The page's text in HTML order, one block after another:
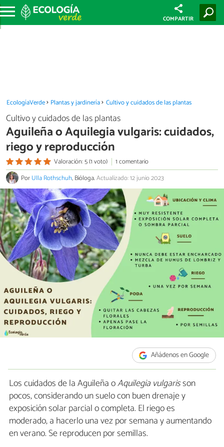
COMPARTIR
EcologíaVerde Plantas y jardinería Cultivo y cuidados de las plantas
Cultivo y cuidados de las plantas
Aguileña o Aquilegia vulgaris: cuidados,
riego y reproducción
Valoración: 5 (1 voto)
1 comentario
PorUlla Rothschuh, Bióloga.Actualizado: 12 junio 2023
Añádenos en Google
Los cuidados de la Aguileña oAquilegia vulgarisson
pocos, considerando un suelo con buen drenaje y
exposición solar parcial o completa. El riego es
moderado, a hacerlo una vez por semana y aumentando
en verano. Se reproducen por semillas.